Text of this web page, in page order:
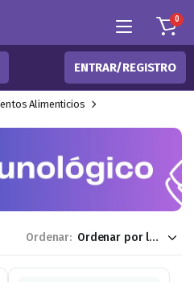
0
ENTRAR/REGISTRO
Alimenticios
Ordenar: